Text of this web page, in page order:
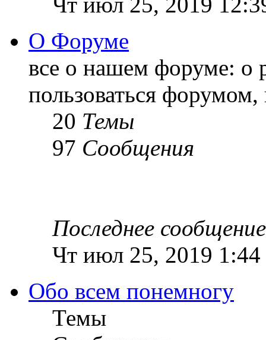
О Форуме
все о нашем форуме: о
пользоваться
20 Темы
97 Сообщения
Последнее сообщение
Чт июл 25, 2019 1:44
Обо всем понемногу
Темы